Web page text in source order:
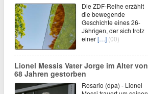
Die ZDF-Reihe erzählt
die bewegende
Geschichte eines 26-
Jährigen, der sich trotz
einer[…] (00)
Lionel Messis Vater Jorge im Alter von
68 Jahren gestorben
Rosario (dpa) - Lionel